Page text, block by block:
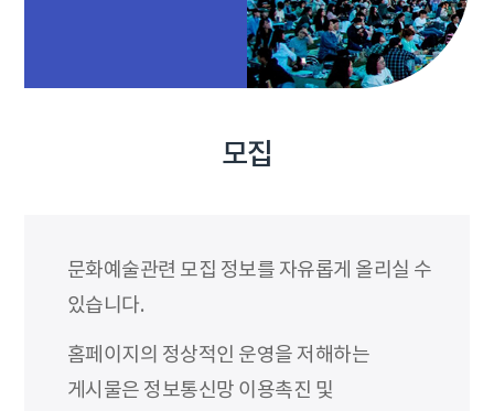
모집
문화예술관련 모집 정보를 자유롭게 올리실 수
있습니다.
홈페이지의 정상적인 운영을 저해하는
게시물은 정보통신망 이용촉진 및